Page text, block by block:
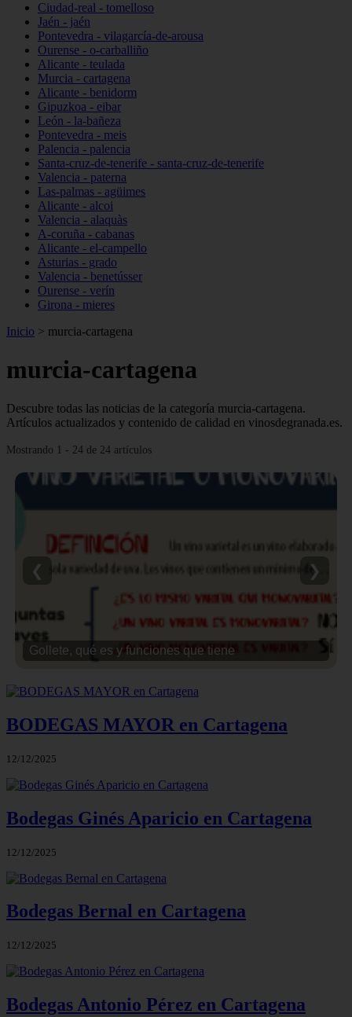
Ciudad-real - tomelloso
Jaén - jaén
Pontevedra - vilagarcía-de-arousa
Ourense - o-carballiño
Alicante - teulada
Murcia - cartagena
Alicante - benidorm
Gipuzkoa - eibar
León - la-bañeza
Pontevedra - meis
Palencia - palencia
Santa-cruz-de-tenerife - santa-cruz-de-tenerife
Valencia - paterna
Las-palmas - agüimes
Alicante - alcoi
Valencia - alaquàs
A-coruña - cabanas
Alicante - el-campello
Asturias - grado
Valencia - benetússer
Ourense - verín
Girona - mieres
Inicio > murcia-cartagena
murcia-cartagena
Descubre todas las noticias de la categoría murcia-cartagena.
Artículos actualizados y contenido de calidad en vinosdegranada.es.
Mostrando 1 - 24 de 24 artículos
Gollete, qué es y funciones que tiene
❮ ❯
BODEGAS MAYOR en Cartagena
12/12/2025
Bodegas Ginés Aparicio en Cartagena
12/12/2025
Bodegas Bernal en Cartagena
12/12/2025
Bodegas Antonio Pérez en Cartagena